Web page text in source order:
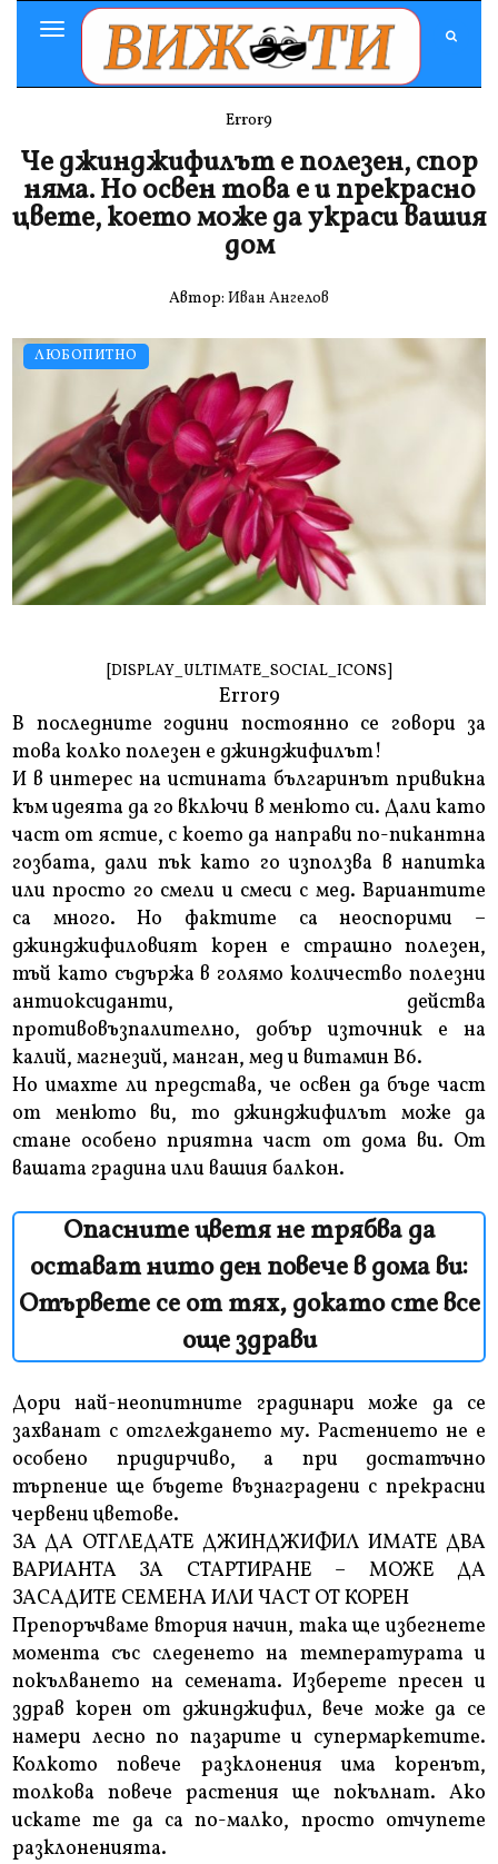
Toggle
Navigation
ЛЮБОПИТНО
Error9
Че джинджифилът е полезен, спор
няма. Но освен това е и прекрасно
цвете, което може да украси вашия
дом
Автор: Иван Ангелов
[DISPLAY_ULTIMATE_SOCIAL_ICONS]
Error9
В последните години постоянно се говори за
това колко полезен е джинджифилът!
И в интерес на истината българинът привикна
към идеята да го включи в менюто си. Дали като
част от ястие, с което да направи по-пикантна
гозбата, дали пък като го използва в напитка
или просто го смели и смеси с мед. Вариантите
са много. Но фактите са неоспорими –
джинджифиловият корен е страшно полезен,
тъй като съдържа в голямо количество полезни
антиоксиданти, действа
противовъзпалително, добър източник е на
калий, магнезий, манган, мед и витамин В6.
Но имахте ли представа, че освен да бъде част
от менюто ви, то джинджифилът може да
стане особено приятна част от дома ви. От
вашата градина или вашия балкон.
Опасните цветя не трябва да
остават нито ден повече в дома ви:
Отървете се от тях, докато сте все
още здрави
Дори най-неопитните градинари може да се
захванат с отглеждането му. Растението не е
особено придирчиво, а при достатъчно
търпение ще бъдете възнаградени с прекрасни
червени цветове.
ЗА ДА ОТГЛЕДАТЕ ДЖИНДЖИФИЛ ИМАТЕ ДВА
ВАРИАНТА ЗА СТАРТИРАНЕ – МОЖЕ ДА
ЗАСАДИТЕ СЕМЕНА ИЛИ ЧАСТ ОТ КОРЕН
Препоръчваме втория начин, така ще избегнете
момента със следенето на температурата и
покълването на семената. Изберете пресен и
здрав корен от джинджифил, вече може да се
намери лесно по пазарите и супермаркетите.
Колкото повече разклонения има коренът,
толкова повече растения ще покълнат. Ако
искате те да са по-малко, просто отчупете
разклоненията.